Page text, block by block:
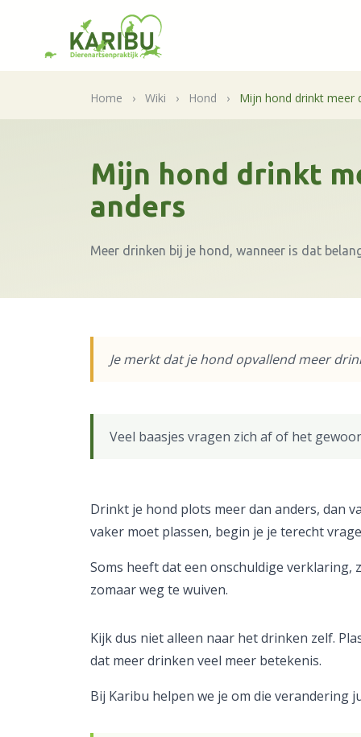
Home › Wiki › Hond › Mijn hond drinkt meer
Mijn hond drinkt
anders
Meer drinken bij je hond, wanneer is dat
Je merkt dat je hond opvallend meer
Veel baasjes vragen zich af of het
Drinkt je hond plots meer dan anders, dan
vaker moet plassen, begin je je terecht
Soms heeft dat een onschuldige
zomaar weg te wuiven.
Kijk dus niet alleen naar het drinken zelf.
dat meer drinken veel meer betekenis.
Bij Karibu helpen we je om die verandering